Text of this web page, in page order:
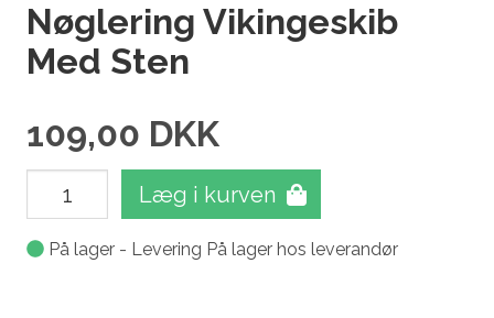
Nøglering Vikingeskib
Med Sten
109,00 DKK
Læg i kurven
På lager - Levering På lager hos leverandør